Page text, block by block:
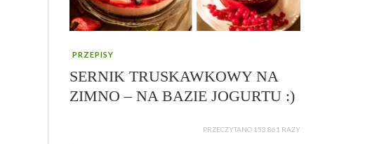
PRZEPISY
SERNIK TRUSKAWKOWY NA
ZIMNO – NA BAZIE JOGURTU :)
PRZECZYTANO 153 861 RAZY